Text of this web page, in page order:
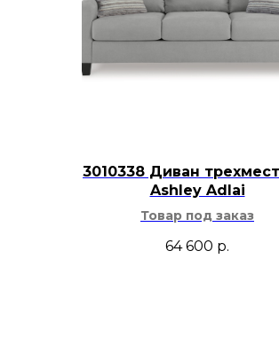
3010338 Диван
Ashley Adlai
Товар под заказ
64 600 р.